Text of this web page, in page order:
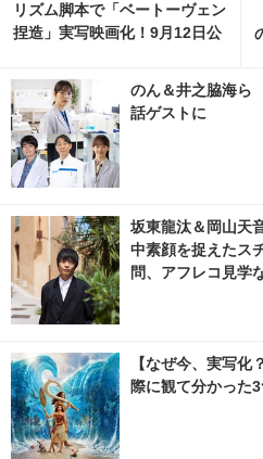
リズム脚本で「ベートーヴェン
捏造」実写映画化！9月12日公
のん＆井之脇海ら
話ゲストに
坂東龍汰＆岡山天
中素顔を捉えたス
問、アフレコ見学
【なぜ今、実写
際に観て分かった